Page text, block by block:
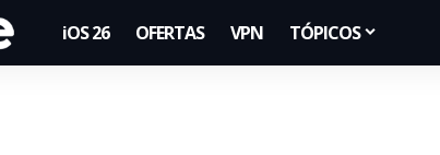
iOS 26 OFERTAS VPN TÓPICOS